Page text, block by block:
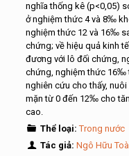
nghĩa thống kê (p<0,05)
ở nghiệm thức 4 và 8‰
nghiệm thức 12 và 16‰
chứng; về hiệu quả kinh
đương với lô đối chứng,
chứng, nghiệm thức 16‰
nghiên cứu cho thấy,
mặn từ 0 đến 12‰ cho
cao.
Thể loại:Trong nước
Tác giả: Ngô Hữu